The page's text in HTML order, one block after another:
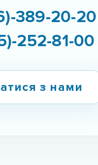
389-20-20
252-81-00
з нами